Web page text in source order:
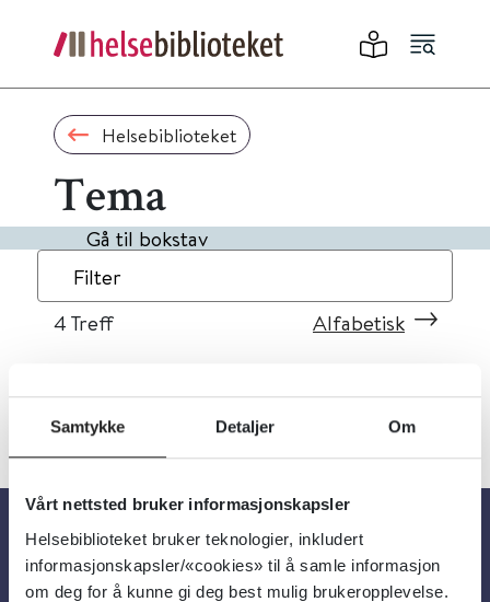
Samtykke Detaljer Om
Vårt nettsted bruker informasjonskapsler
Helsebiblioteket bruker teknologier, inkludert
informasjonskapsler/«cookies» til å samle informasjon
om deg for å kunne gi deg best mulig brukeropplevelse.
Helsebiblioteket
Tema
Gå til bokstav
Filter
4 Treff Alfabetisk
Om oss